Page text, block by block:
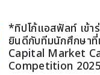
*ทิปโก้แอสฟัลท์ เข้า
ยินดีกับทีมนักศึกษาที่
Capital Market
Competition